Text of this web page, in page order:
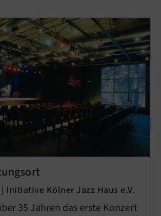
Initiative Kölner Jazz Haus e.V.
35 Jahren das erste Konzert